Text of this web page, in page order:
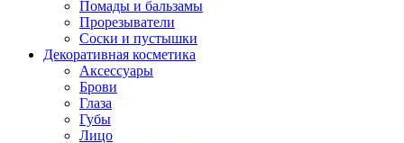
Помады и бальзамы
Прорезыватели
Соски и пустышки
Декоративная косметика
Аксессуары
Брови
Глаза
Губы
Лицо